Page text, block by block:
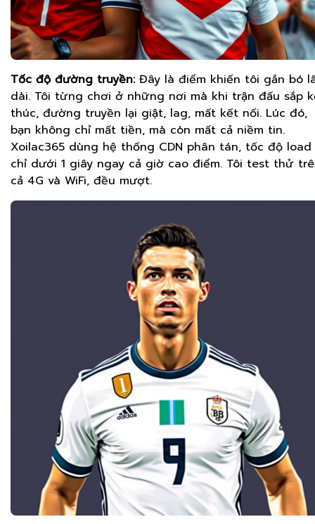
Tốc độ đường truyền:Đây là điểm khiến tôi gắn bó
dài. Tôi từng chơi ở những nơi mà khi trận đấu sắp
thúc, đường truyền lại giật, lag, mất kết nối. Lúc đó,
bạn không chỉ mất tiền, mà còn mất cả niềm tin.
Xoilac365 dùng hệ thống CDN phân tán, tốc độ load
chỉ dưới 1 giây ngay cả giờ cao điểm. Tôi test thử
cả 4G và WiFi, đều mượt.